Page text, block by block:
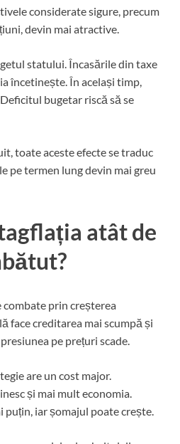
considerate sigure, precum
devin mai atractive.
statului. Încasările din taxe
încetinește. În același timp,
bugetar riscă să se
toate aceste efecte se traduc
pe termen lung devin mai greu
atât de
combate prin creșterea
face creditarea mai scumpă și
pe prețuri scade.
are un cost major.
și mai mult economia.
puțin, iar șomajul poate crește.